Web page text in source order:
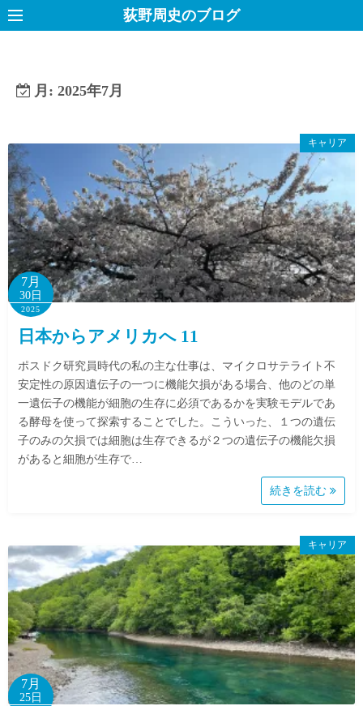
コ
ン
キ
ッ
プ
荻野周史のブログ
月: 2025年7月
キャリア
7月
30日
2025
日本からアメリカへ 11
ポスドク研究員時代の私の主な仕事は、マイクロサテライト不
安定性の原因遺伝子の一つに機能欠損がある場合、他のどの単
一遺伝子の機能が細胞の生存に必須であるかを実験モデルであ
る酵母を使って探索することでした。こういった、１つの遺伝
子のみの欠損では細胞は生存できるが２つの遺伝子の機能欠損
があると細胞が生存で…
続きを読む
キャリア
7月
25日